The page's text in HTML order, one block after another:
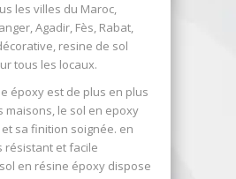
les villes du Maroc,
Agadir, Fès, Rabat,
resine de sol
tous les locaux.
époxy est de plus en plus
maisons, le sol en epoxy
sa finition soignée. en
résistant et facile
en résine époxy dispose